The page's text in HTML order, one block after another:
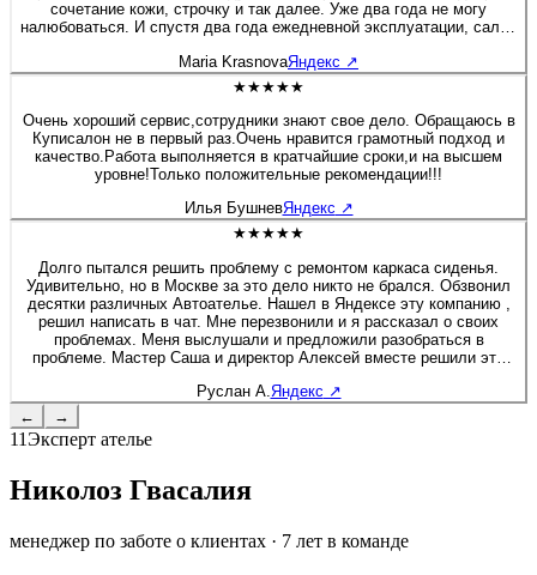
сочетание кожи, строчку и так далее. Уже два года не могу
налюбоваться. И спустя два года ежедневной эксплуатации, салон
на Солярисе. Здесь работают профессионалы своего дела!
Maria KrasnovaЯндекс ↗
★★★★★
Очень хороший сервис,сотрудники знают свое дело. Обращаюсь в
Куписалон не в первый раз.Очень нравится грамотный подход и
качество.Работа выполняется в кратчайшие сроки,и на высшем
уровне!Только положительные рекомендации!!!
Илья БушневЯндекс ↗
★★★★★
Долго пытался решить проблему с ремонтом каркаса сиденья.
Удивительно, но в Москве за это дело никто не брался. Обзвонил
десятки различных Автоателье. Нашел в Яндексе эту компанию ,
решил написать в чат. Мне перезвонили и я рассказал о своих
проблемах. Меня выслушали и предложили разобраться в
проблеме. Мастер Саша и директор Алексей вместе решили это
вовлечен в работу, помогал своим сотрудникам и через 2 дня мне
позвонил, чтобы узнать результат. Купи салон - профессионалы! К
Руслан А. Яндекс ↗
←
→
11Эксперт ателье
Николоз Гвасалия
менеджер по заботе о клиентах · 7 лет в команде